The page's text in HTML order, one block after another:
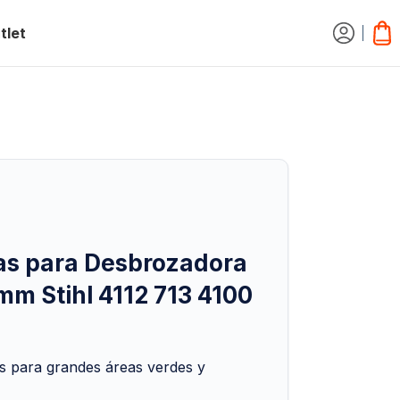
para Desbrozadora
Stihl 4112 713 4100
para grandes áreas verdes y